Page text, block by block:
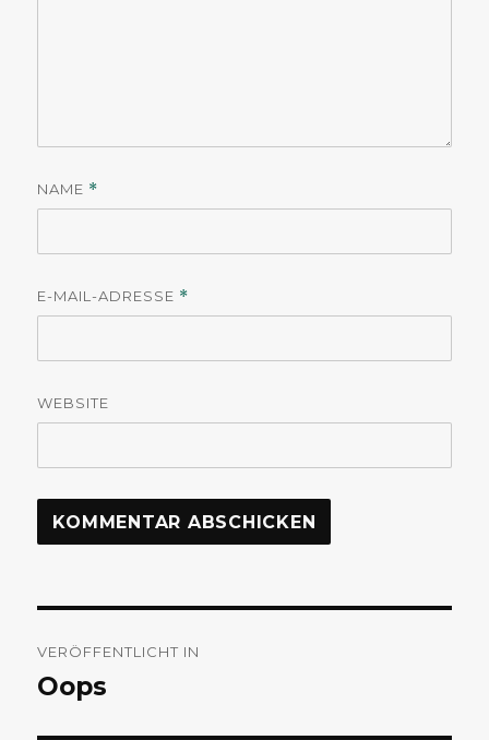
NAME *
E-MAIL-ADRESSE *
WEBSITE
VERÖFFENTLICHT IN
Oops